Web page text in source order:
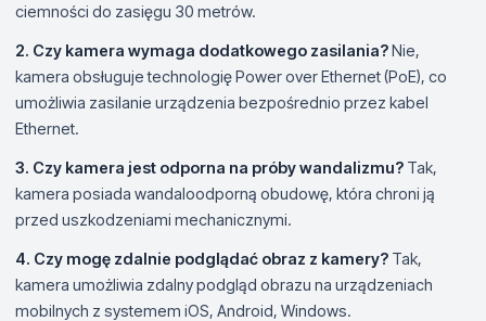
ciemności do zasięgu 30 metrów.
2. Czy kamera wymaga dodatkowego zasilania?Nie,
kamera obsługuje technologię Power over Ethernet (PoE), co
umożliwia zasilanie urządzenia bezpośrednio przez kabel
Ethernet.
3. Czy kamera jest odporna na próby wandalizmu? Tak,
kamera posiada wandaloodporną obudowę, która chroni ją
przed uszkodzeniami mechanicznymi.
4. Czy mogę zdalnie podglądać obraz z kamery? Tak,
kamera umożliwia zdalny podgląd obrazu na urządzeniach
mobilnych z systemem iOS, Android, Windows.